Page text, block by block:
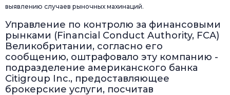
выявлению случаев рыночных махинаций.
Управление по контролю за финансовыми
рынками (Financial Conduct Authority, FCA)
Великобритании, согласно его
сообщению, оштрафовало эту компанию -
подразделение американского банка
Citigroup Inc., предоставляющее
брокерские услуги, посчитав